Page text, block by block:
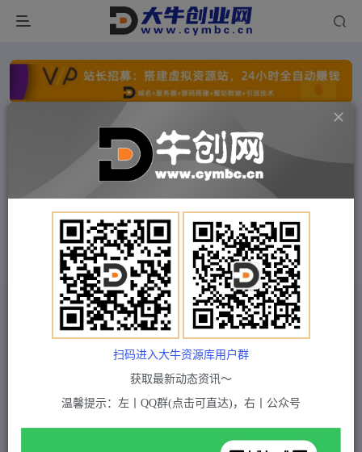
点击开通分站+ 每日收入300+
文字广告火爆招租 文字广告火爆招租
文字广告火爆招租
文字广告火爆招租 文字广告火爆招租
付费项目 福缘网 正文
抖音搞笑对话项目详解-涨粉快作品简单，小白轻
松上手
付费资源
扫码进入大牛资源库用户群
获取最新动态资讯～
温馨提示：左丨QQ群(点击可直达)，右丨公众号